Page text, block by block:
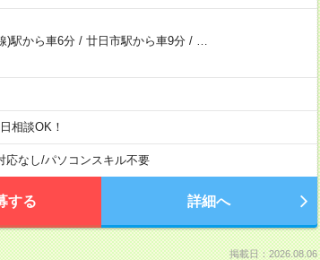
)駅から車6分/ 廿日市駅から車9分/
相談OK！
応なし/パソコンスキル不要
する 詳細へ
掲載日：2026.08.06